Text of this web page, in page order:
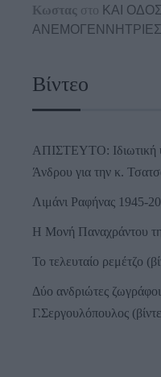
Κωστας στο ΚΑΙ
Βίντεο
ΑΠΙΣΤΕΥΤΟ: Ιδιωτική
Άνδρου για την κ.
Λιμάνι Ραφήνας 1945-
Η Μονή Παναχράντου
Το τελευταίο ρεμέτζο
Δύο ανδριώτες
Γ.Σεργουλόπουλος